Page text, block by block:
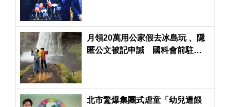
月領20萬用公家假去冰島玩 、隱
匿公文被記申誡 國科會前駐捷
北市驚爆集團式虐童「幼兒遭餵